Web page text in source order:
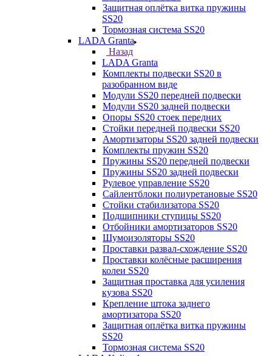
Защитная оплётка витка пружины
SS20
Тормозная система SS20
LADA Granta
Назад
LADA Granta
Комплекты подвески SS20 в
разобранном виде
Модули SS20 передней подвески
Модули SS20 задней подвески
Опоры SS20 стоек передних
Стойки передней подвески SS20
Амортизаторы SS20 задней подвески
Комплекты пружин SS20
Пружины SS20 передней подвески
Пружины SS20 задней подвески
Рулевое управление SS20
Сайлентблоки полиуретановые SS20
Стойки стабилизатора SS20
Подшипники ступицы SS20
Отбойники амортизаторов SS20
Шумоизоляторы SS20
Проставки развал-схождение SS20
Проставки колёсные расширения
колеи SS20
Защитная проставка для усиления
кузова SS20
Крепление штока заднего
амортизатора SS20
Защитная оплётка витка пружины
SS20
Тормозная система SS20